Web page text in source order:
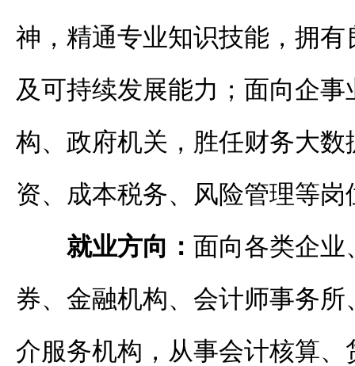
神，精通专业知识技能，拥
及可持续发展能力；面向企
构、政府机关，胜任财务大
资、成本税务、风险管理等
就业方向： 面向各类企业
券、金融机构、会计师事务
介服务机构，从事会计核算